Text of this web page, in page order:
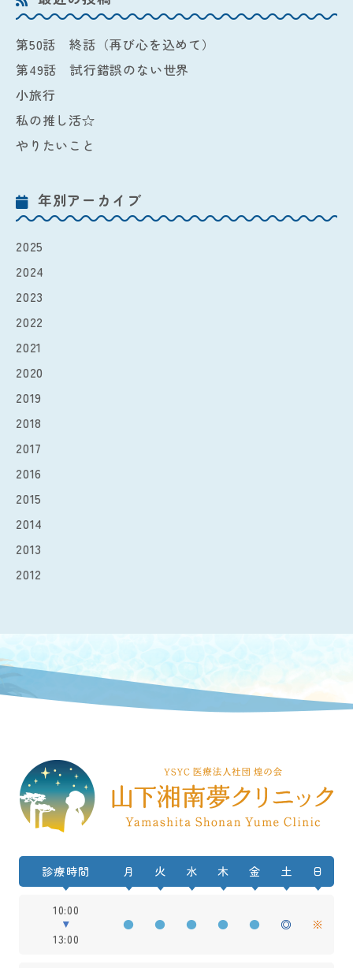
第50話 終話（再び心を込めて）
第49話 試行錯誤のない世界
小旅行
私の推し活☆
やりたいこと
年別アーカイブ
2025
2024
2023
2022
2021
2020
2019
2018
2017
2016
2015
2014
2013
2012
診療時間 月 火 水 木 金 土 日
10:00
13:00
● ● ● ● ● ◎ ※